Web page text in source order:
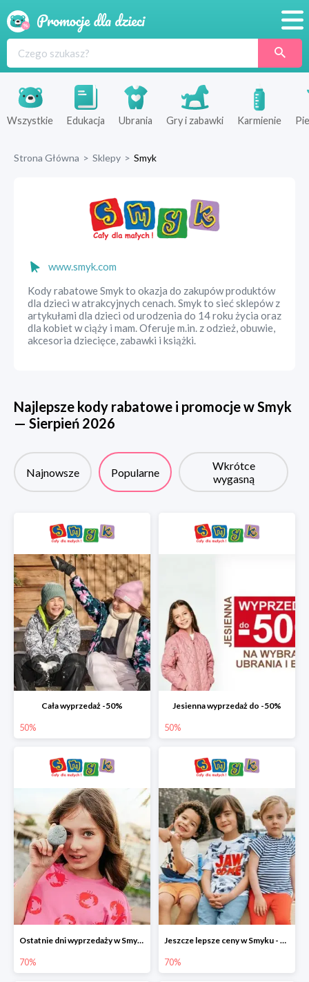
Produkty
Sklepy
Wszystkie Edukacja Ubrania Gry i zabawki Karmienie
Strona Główna > Sklepy > Smyk
www.smyk.com
Kody rabatowe Smyk to okazja do zakupów produktów
dla dzieci w atrakcyjnych cenach. Smyk to sieć sklepów z
artykułami dla dzieci od urodzenia do 14 roku życia oraz
dla kobiet w ciąży i mam. Oferuje m.in. z odzież, obuwie,
akcesoria dziecięce, zabawki i książki.
Najlepsze kody rabatowe i promocje wSmyk
— Sierpień 2026
Najnowsze Popularne
Wkrótce
wygasną
Cała wyprzedaż -50%
50%
Jesienna wyprzedaż do -50%
50%
Ostatnie dni wyprzedaży w Smyku - ubrania i buty do -70%
70%
Jeszcze lepsze ceny w Smyku - ubrania i buty do -70%
70%